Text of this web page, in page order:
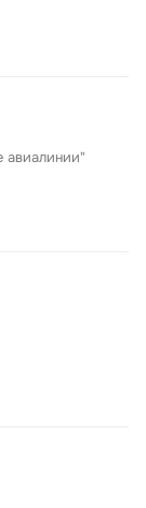
авиалинии"